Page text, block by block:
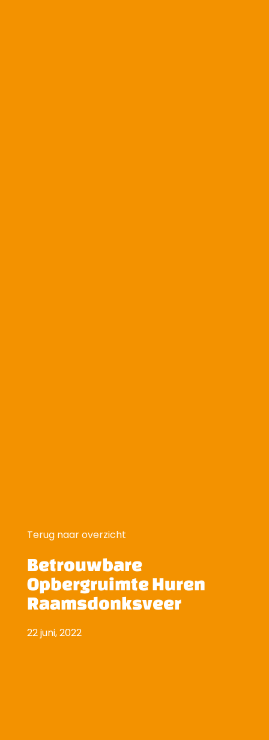
Terug naar overzicht
Betrouwbare
Opbergruimte Huren
Raamsdonksveer
22 juni, 2022